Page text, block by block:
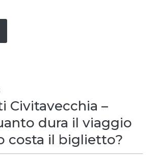
Civitavecchia –
dura il viaggio
costa il biglietto?